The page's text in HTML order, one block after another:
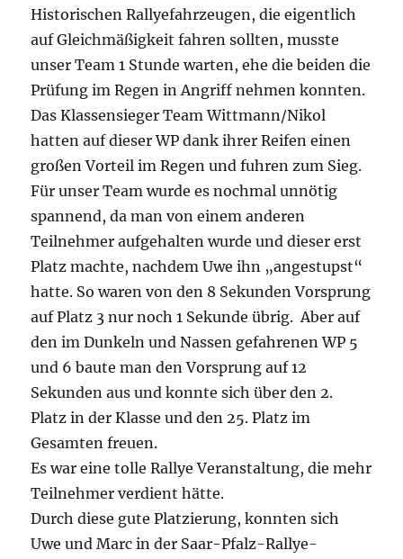
Historischen Rallyefahrzeugen, die eigentlich
auf Gleichmäßigkeit fahren sollten, musste
unser Team 1 Stunde warten, ehe die beiden die
Prüfung im Regen in Angriff nehmen konnten.
Das Klassensieger Team Wittmann/Nikol
hatten auf dieser WP dank ihrer Reifen einen
großen Vorteil im Regen und fuhren zum Sieg.
Für unser Team wurde es nochmal unnötig
spannend, da man von einem anderen
Teilnehmer aufgehalten wurde und dieser erst
Platz machte, nachdem Uwe ihn „angestupst“
hatte. So waren von den 8 Sekunden Vorsprung
auf Platz 3 nur noch 1 Sekunde übrig. Aber auf
den im Dunkeln und Nassen gefahrenen WP 5
und 6 baute man den Vorsprung auf 12
Sekunden aus und konnte sich über den 2.
Platz in der Klasse und den 25. Platz im
Gesamten freuen.
Es war eine tolle Rallye Veranstaltung, die mehr
Teilnehmer verdient hätte.
Durch diese gute Platzierung, konnten sich
Uwe und Marc in der Saar-Pfalz-Rallye-